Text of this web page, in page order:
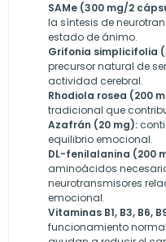
SAMe (300 mg/2
la síntesis de
estado de ánimo.
Grifonia simplicifolia
precursor natural de
actividad cerebral.
Rhodiola rosea (200
tradicional que
Azafrán (20 mg):
equilibrio emocional.
DL-fenilalanina (200
aminoácidos
neurotransmisores
emocional.
Vitaminas B1, B3, B6,
funcionamiento